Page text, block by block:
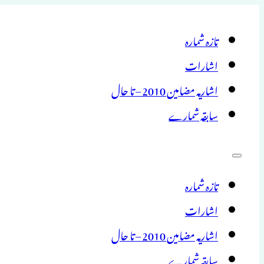
تازہ شمارہ
اشارات
اشاریہ مضامین 2010 – تا حال
سابقہ شمارے
تازہ شمارہ
اشارات
اشاریہ مضامین 2010 – تا حال
سابقہ شمارے